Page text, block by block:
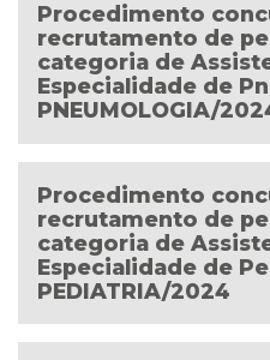
Procedimento
recrutamento de
categoria de
Especialidade de
PNEUMOLOGIA/
Procedimento
recrutamento de
categoria de
Especialidade de
PEDIATRIA/2024